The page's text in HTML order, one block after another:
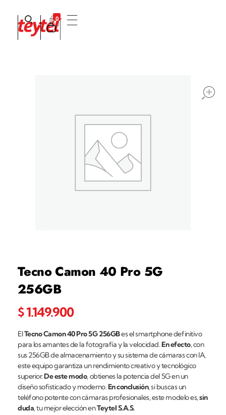
0
Tecno Camon 40 Pro 5G
256GB
$1.149.900
ElTecno Camon 40 Pro 5G 256GBes el smartphone definitivo
para los amantes de la fotografía y la velocidad.En efecto, con
sus 256GB de almacenamiento y su sistema de cámaras con IA,
este equipo garantiza un rendimiento creativo y tecnológico
superior.De este modo, obtienes la potencia del 5G en un
diseño sofisticado y moderno.En conclusión, si buscas un
teléfono potente con cámaras profesionales, este modelo es,sin
duda, tu mejor elección enTeytel S.A.S.